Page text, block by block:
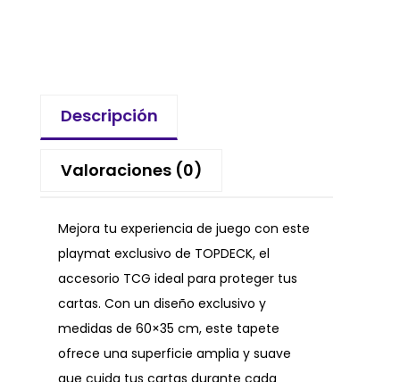
Descripción
Valoraciones (0)
Mejora tu experiencia de juego con este
playmat exclusivo de TOPDECK, el
accesorio TCG ideal para proteger tus
cartas. Con un diseño exclusivo y
medidas de 60×35 cm, este tapete
ofrece una superficie amplia y suave